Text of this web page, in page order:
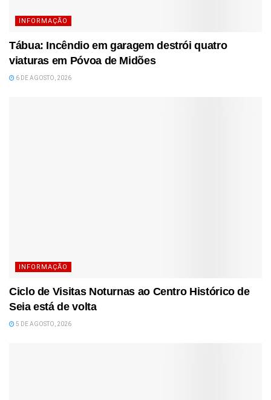
INFORMAÇÃO
Tábua: Incêndio em garagem destrói quatro
viaturas em Póvoa de Midões
6 DE AGOSTO, 2026
INFORMAÇÃO
Ciclo de Visitas Noturnas ao Centro Histórico de
Seia está de volta
5 DE AGOSTO, 2026